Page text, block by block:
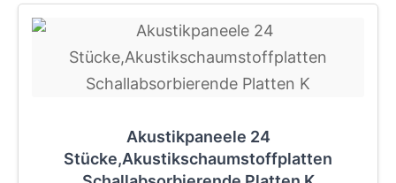
Akustikpaneele 24
Stücke,Akustikschaumstoffplatten